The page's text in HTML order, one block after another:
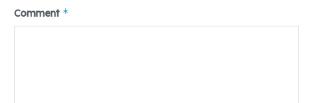
Comment *